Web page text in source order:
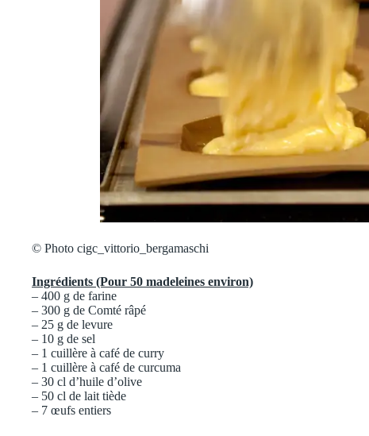
© Photo cigc_vittorio_bergamaschi
Ingrédients (Pour 50 madeleines environ)
– 400 g de farine
– 300 g de Comté râpé
– 25 g de levure
– 10 g de sel
– 1 cuillère à café de curry
– 1 cuillère à café de curcuma
– 30 cl d’huile d’olive
– 50 cl de lait tiède
– 7 œufs entiers